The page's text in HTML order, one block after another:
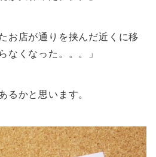
お店が通りを挟んだ近くに移
なくなった。。。」
るかと思います。